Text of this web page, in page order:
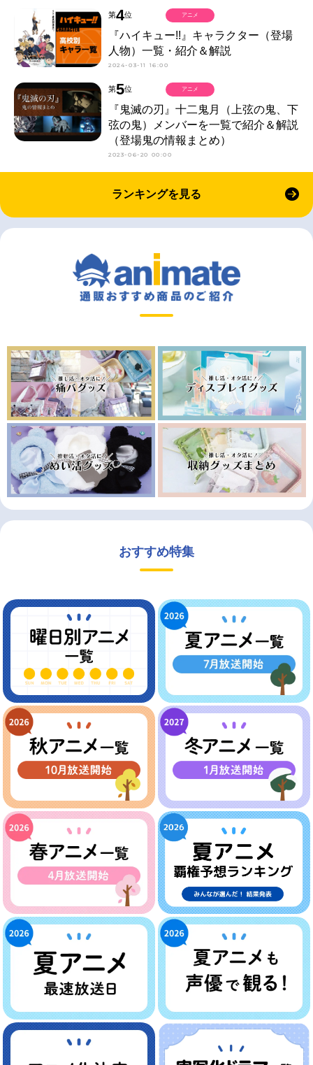
第4位
『ハイキュー!!』キャラクター（登場
人物）一覧・紹介＆解説
2024-03-11 16:00
アニメ
第5位
『鬼滅の刃』十二鬼月（上弦の鬼、下
弦の鬼）メンバーを一覧で紹介＆解説
（登場鬼の情報まとめ）
2023-06-20 00:00
アニメ
ランキングを見る
おすすめ特集